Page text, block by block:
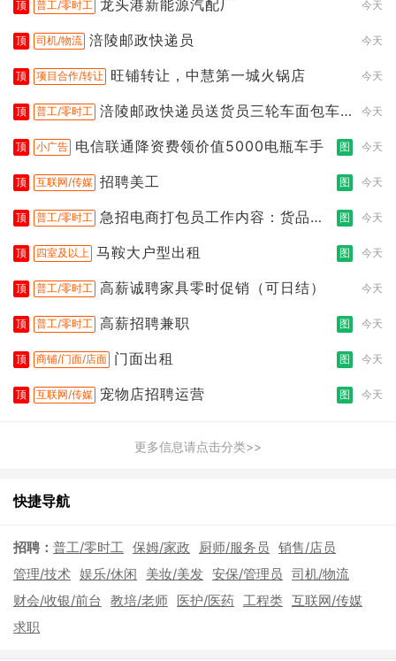
顶 普工/零时工 龙头港新能源汽配厂 今天
顶 司机/物流 涪陵邮政快递员 今天
顶 项目合作/转让 旺铺转让，中慧第一城火锅店 今天
顶 普工/零时工 涪陵邮政快递员送货员三轮车面包车
今天
顶 小广告 电信联通降资费领价值5000电瓶车手 图 今天
顶 互联网/传媒 招聘美工 图 今天
顶 普工/零时工 急招电商打包员工作内容：货品分
图 今天
顶 四室及以上 马鞍大户型出租 图 今天
顶 普工/零时工 高薪诚聘家具零时促销（可日结） 今天
顶 普工/零时工 高薪招聘兼职 图 今天
顶 商铺/门面/店面 门面出租 图 今天
顶 互联网/传媒 宠物店招聘运营 图 今天
更多信息请点击分类>>
快捷导航
招聘： 普工/零时工 保姆/家政 厨师/服务员 销售/店员
管理/技术 娱乐/休闲 美妆/美发 安保/管理员 司机/物流
财会/收银/前台 教培/老师 医护/医药 工程类 互联网/传媒
求职